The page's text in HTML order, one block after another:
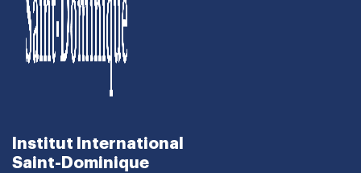
Institut International
Saint-Dominique